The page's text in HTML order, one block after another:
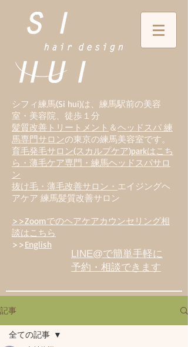
シフィ練馬(Si hui)は、 練馬駅前の美容
室・美容院、徒歩１分
髪質改善トリートメント ＆ヘッドスパ 練
馬専門サロンの東京の練馬美容室です。
育毛発毛サロン(スカルプケア)parkはこち
ら・薄毛ケア専門・練馬ヘッドスパサロ
ン
抜け毛・薄毛改善サロン・ エイジングヘ
アケア 練馬髪質改善サロン
>>Zoomでのヘアケアカウンセリング相
談はこちら
>>English
LINE@で簡単手軽に
予約・相談できます
記事
全ての記事